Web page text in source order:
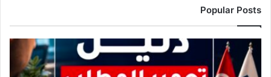
ا
و
Popular Posts